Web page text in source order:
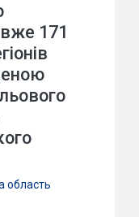
171
область